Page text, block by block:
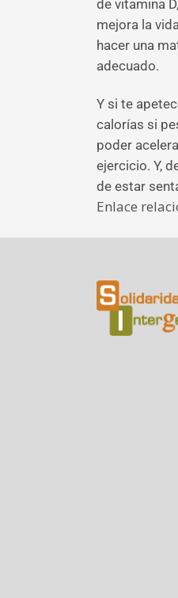
de vitamina
mejora la
hacer una
adecuado.
Y si te
calorías si
poder
ejercicio. Y,
de estar
Enlace